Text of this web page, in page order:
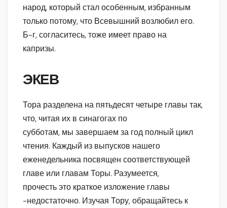
народ, который стал особенным, избранным
только потому, что Всевышний возлюбил его.
Б-г, согласитесь, тоже имеет право на
капризы.
ЭКЕВ
Тора разделена на пятьдесят четыре главы так,
что, читая их в синагогах по
субботам, мы завершаем за год полный цикл
чтения. Каждый из выпусков нашего
еженедельника посвящен соответствующей
главе или главам Торы. Разумеется,
прочесть это краткое изложение главы
-недостаточно. Изучая Тору, обращайтесь к